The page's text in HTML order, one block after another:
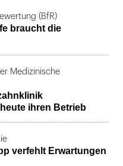
(BfR)
braucht die
Medizinische
ihren Betrieb
verfehlt Erwartungen